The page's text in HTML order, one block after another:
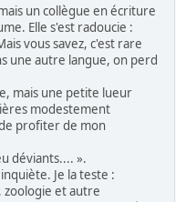
un collègue en écriture
Elle s'est radoucie :
vous savez, c'est rare
une autre langue, on perd
mais une petite lueur
modestement
de profiter de mon
déviants.... ».
Je la teste :
zoologie et autre